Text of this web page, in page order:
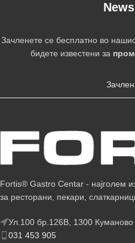
Зачленете се бесплатно во
бидете известени за
Fortis® Gastro Centar - најголем
за ресторани, пекари,
Ул.100 бр.126В, 1300 Куманово
031 453 905